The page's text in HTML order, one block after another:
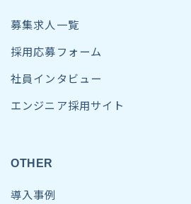
募集求人一覧
採用応募フォーム
社員インタビュー
エンジニア採用サイト
OTHER
導入事例